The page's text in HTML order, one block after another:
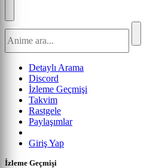
Detaylı Arama
Discord
İzleme Geçmişi
Takvim
Rastgele
Paylaşımlar
Giriş Yap
İzleme Geçmişi